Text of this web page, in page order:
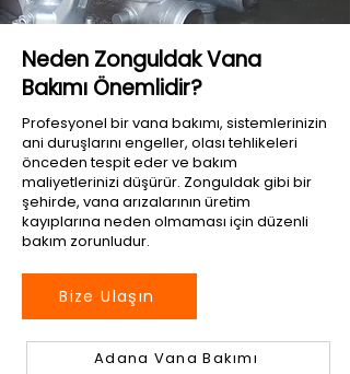
Neden Zonguldak Vana
Bakımı Önemlidir?
Profesyonel bir vana bakımı, sistemlerinizin
ani duruşlarını engeller, olası tehlikeleri
önceden tespit eder ve bakım
maliyetlerinizi düşürür. Zonguldak gibi bir
şehirde, vana arızalarının üretim
kayıplarına neden olmaması için düzenli
bakım zorunludur.
Bize Ulaşın
Adana Vana Bakımı